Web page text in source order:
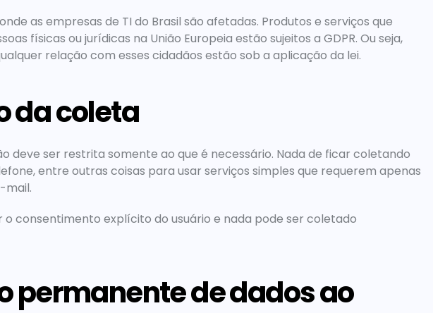
as empresas de TI do Brasil são afetadas. Produtos e serviços que
físicas ou jurídicas na União Europeia estão sujeitos a GDPR. Ou seja,
relação com esses cidadãos estão sob a aplicação da lei.
da coleta
deve ser restrita somente ao que é necessário. Nada de ficar coletando
entre outras coisas para usar serviços simples que requerem apenas
mail.
o consentimento explícito do usuário e nada pode ser coletado
permanente de dados ao